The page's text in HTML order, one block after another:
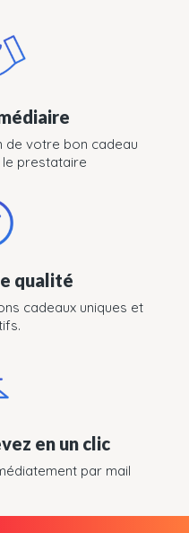
de votre bon cadeau
prestataire
qualité
cadeaux uniques et
en un clic
par mail